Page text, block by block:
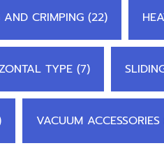
AND CRIMPING (22)
TYPE (7)
VACUUM ACCESSORIES